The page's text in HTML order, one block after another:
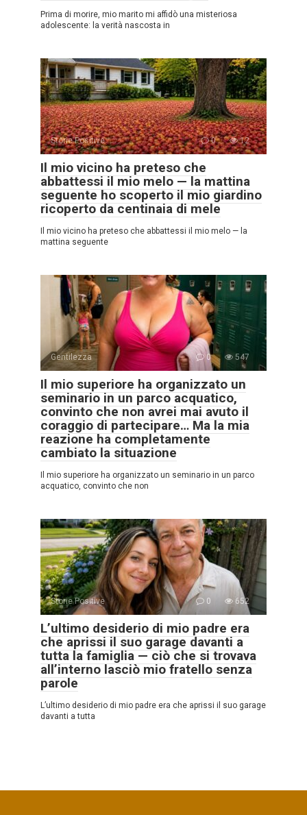
Prima di morire, mio marito mi affidò una misteriosa
adolescente: la verità nascosta in
Storie Positive 0 12
Il mio vicino ha preteso che
abbattessi il mio melo — la mattina
seguente ho scoperto il mio giardino
ricoperto da centinaia di mele
Il mio vicino ha preteso che abbattessi il mio melo — la
mattina seguente
Gentilezza 0 547
Il mio superiore ha organizzato un
seminario in un parco acquatico,
convinto che non avrei mai avuto il
coraggio di partecipare… Ma la mia
reazione ha completamente
cambiato la situazione
Il mio superiore ha organizzato un seminario in un parco
acquatico, convinto che non
Storie Positive 0 652
L’ultimo desiderio di mio padre era
che aprissi il suo garage davanti a
tutta la famiglia — ciò che si trovava
all’interno lasciò mio fratello senza
parole
L’ultimo desiderio di mio padre era che aprissi il suo garage
davanti a tutta